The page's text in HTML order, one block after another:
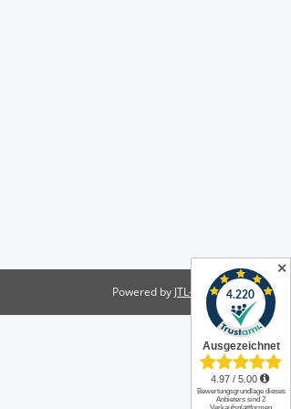
Powered by JTL-Shop
✕